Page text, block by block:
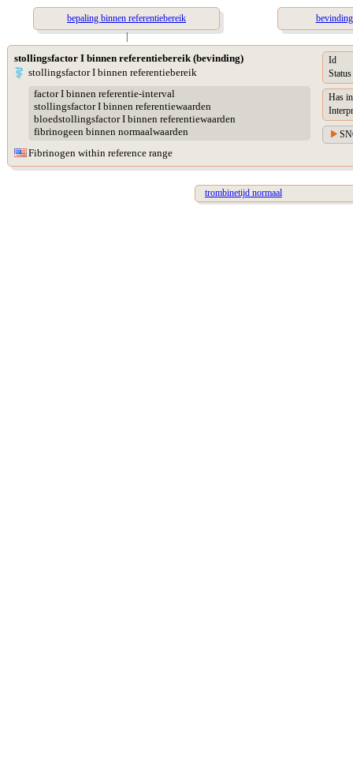
bepaling binnen referentiebereik
|
stollingsfactor I binnen referentiebereik (bevinding)
stollingsfactor I binnen referentiebereik
factor I binnen referentie-interval
stollingsfactor I binnen referentiewaarden
bloedstollingsfactor I binnen referentiewaarden
fibrinogeen binnen normaalwaarden
Fibrinogen within reference range
Id
Status
Has
trombinetijd normaal